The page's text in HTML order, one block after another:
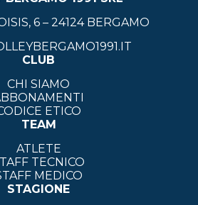
6 – 24124 BERGAMO
CLUB
CHI SIAMO
ETICO
TEAM
ATLETE
TECNICO
MEDICO
STAGIONE